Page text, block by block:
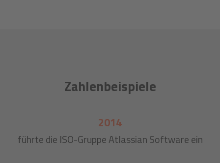
Zahlenbeispiele
2014
führte die ISO-Gruppe Atlassian Software ein